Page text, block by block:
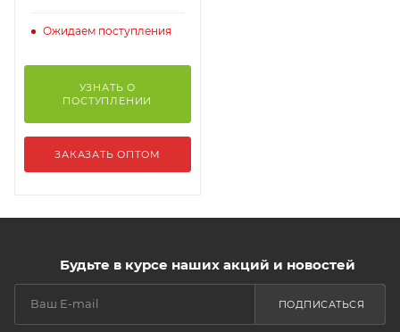
Ожидаем поступления
УЗНАТЬ О
ПОСТУПЛЕНИИ
ЗАКАЗАТЬ ОПТОМ
Будьте в курсе наших акций и новостей
ПОДПИСАТЬСЯ